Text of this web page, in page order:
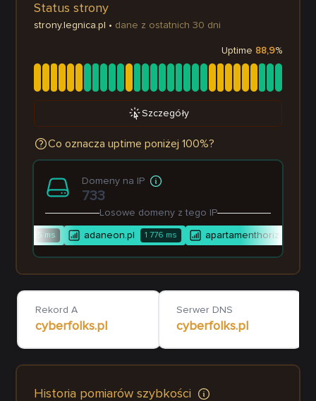
Status strony
strony.legnica.pl • dane z ostatnich 30 dni
Uptime 88,9%
Szczegóły
Co oznacza uptime poniżej 100%?
Domeny na IP
733
Losowe domeny z tego IP
ms adaneon.pl 1 776ms apartamenthorizon.pl
Rekord A
cyberfolks.pl
Serwer DNS
cyberfolks.pl
Historia pomiarów szybkości